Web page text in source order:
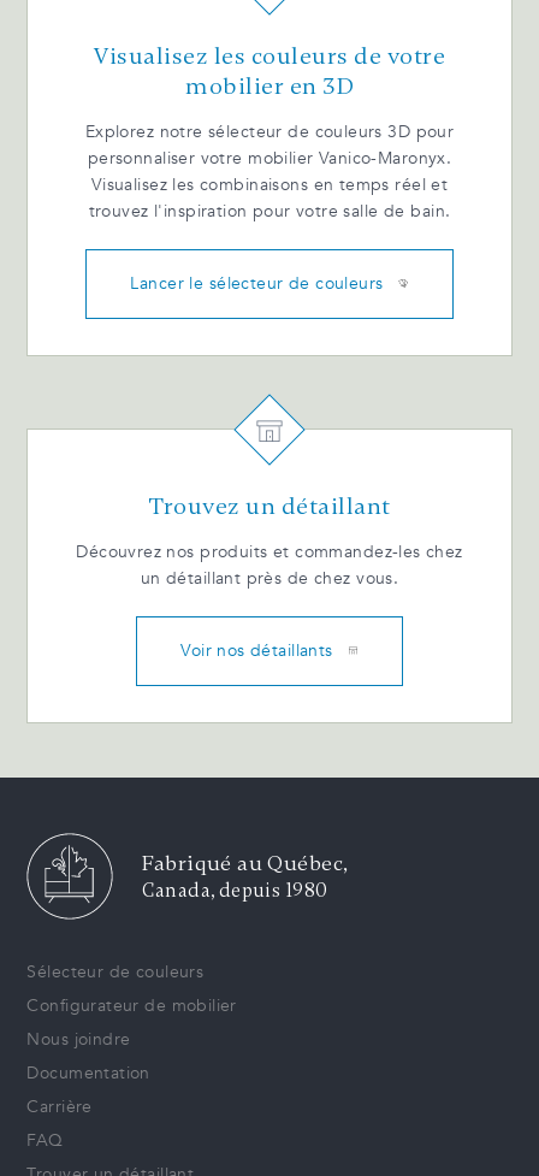
Retirer et remettre les tiroirs (métal) BIL
Ajustement tiroir (bois) BIL
Visualisez les couleurs de votre
mobilier en 3D
Explorez notre sélecteur de couleurs 3D pour
personnaliser votre mobilier Vanico-Maronyx.
Visualisez les combinaisons en temps réel et
trouvez l'inspiration pour votre salle de bain.
Lancer le sélecteur de couleurs
Trouvez un détaillant
Découvrez nos produits et commandez-les chez
un détaillant près de chez vous.
Voir nos détaillants
Fabriqué au Québec,
Canada, depuis 1980
Sélecteur de couleurs
Configurateur de mobilier
Nous joindre
Documentation
Carrière
FAQ